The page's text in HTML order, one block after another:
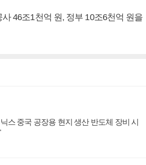
46조1천억 원, 정부 10조6천억 원을
스 중국 공장용 현지 생산 반도체 장비 시